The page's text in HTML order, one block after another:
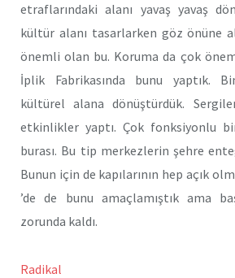
etraflarındaki alanı yavaş yavaş
kültür alanı tasarlarken göz önüne
önemli olan bu. Koruma da çok
İplik Fabrikasında bunu yaptık.
kültürel alana dönüştürdük.
etkinlikler yaptı. Çok fonksiyonlu
burası. Bu tip merkezlerin şehre
Bunun için de kapılarının hep açık
’de de bunu amaçlamıştık ama
zorunda kaldı.
Radikal